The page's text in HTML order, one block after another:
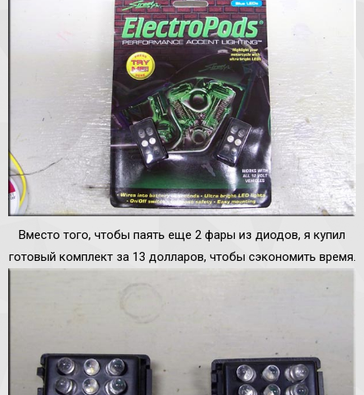
Вместо того, чтобы паять еще 2 фары из диодов, я купил
готовый комплект за 13 долларов, чтобы сэкономить время.